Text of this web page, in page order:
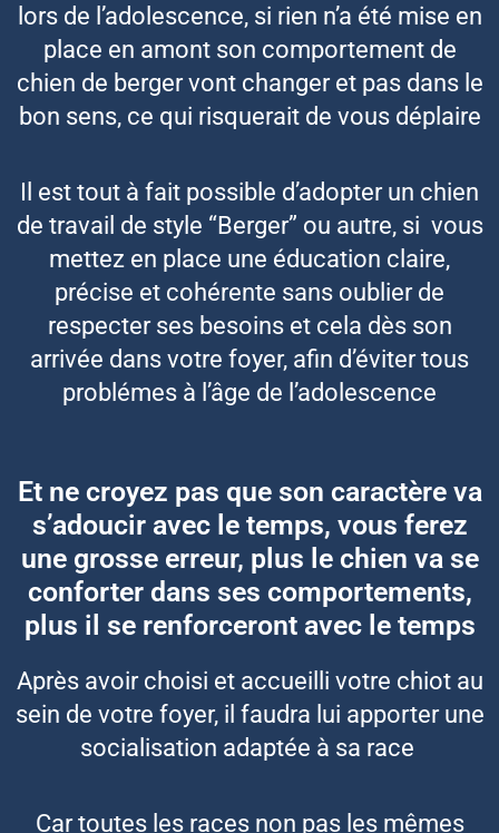
lors de l’adolescence, si rien n’a été mise en
place en amont son comportement de
chien de berger vont changer et pas dans le
bon sens, ce qui risquerait de vous déplaire
Il est tout à fait possible d’adopter un chien
de travail de style “Berger” ou autre, si vous
mettez en place une éducation claire,
précise et cohérente sans oublier de
respecter ses besoins et cela dès son
arrivée dans votre foyer, afin d’éviter tous
problémes à l’âge de l’adolescence
Et ne croyez pas que son caractère va
s’adoucir avec le temps, vous ferez
une grosse erreur, plus le chien va se
conforter dans ses comportements,
plus il se renforceront avec le temps
Après avoir choisi et accueilli votre chiot au
sein de votre foyer, il faudra lui apporter une
socialisation adaptée à sa race
Car toutes les races non pas les mêmes